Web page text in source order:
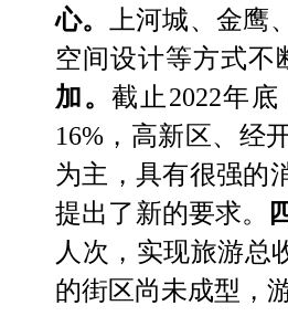
心。
上河城、金
空间设计等方式不
加。截止2022年底
16% ，高新区、经
为主，具有很强的
提出了新的要求。
人次，实现旅游总
的街区尚未成型，